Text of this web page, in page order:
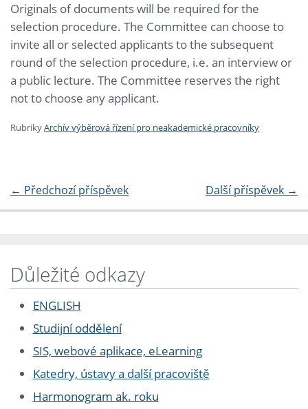
Originals of documents will be required for the
selection procedure. The Committee can choose to
invite all or selected applicants to the subsequent
round of the selection procedure, i.e. an interview or
a public lecture. The Committee reserves the right
not to choose any applicant.
RubrikyArchív výběrová řízení pro neakademické pracovníky
← Předchozí příspěvek Další příspěvek →
Důležité odkazy
ENGLISH
Studijní oddělení
SIS, webové aplikace, eLearning
Katedry, ústavy a další pracoviště
Harmonogram ak. roku